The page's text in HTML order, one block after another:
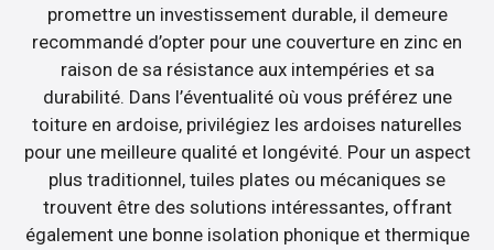
promettre un investissement durable, il demeure
recommandé d’opter pour une couverture en zinc en
raison de sa résistance aux intempéries et sa
durabilité. Dans l’éventualité où vous préférez une
toiture en ardoise, privilégiez les ardoises naturelles
pour une meilleure qualité et longévité. Pour un aspect
plus traditionnel, tuiles plates ou mécaniques se
trouvent être des solutions intéressantes, offrant
également une bonne isolation phonique et thermique